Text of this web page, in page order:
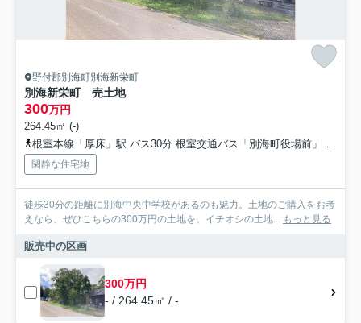
野付郡別海町別海新栄町
別海新栄町 売土地
300万円
264.45㎡ (-)
根室本線「厚床」駅 バス30分 根室交通バス「別海町役場前」 停歩5分
閑静な住宅地
徒歩30分の距離に別海中央中学校があるのも魅力。土地のご購入をお考
えなら、ぜひこちらの300万円の土地を。イチオシの土地... もっと見る
販売中の区画
300万円
- / 264.45㎡ / -